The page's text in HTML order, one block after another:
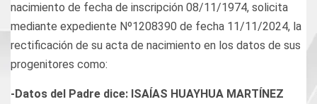
nacimiento de fecha de inscripción 08/11/1974, solicita
mediante expediente Nº1208390 de fecha 11/11/2024, la
rectificación de su acta de nacimiento en los datos de sus
progenitores como:
-Datos del Padre dice: ISAÍAS HUAYHUA MARTÍNEZ